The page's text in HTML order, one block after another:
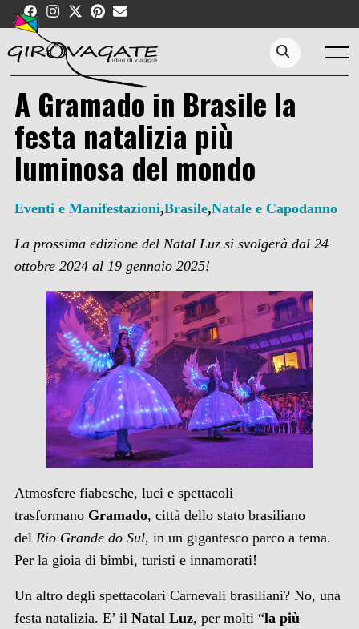
Skip
content
Menu
Search...
A Gramado in Brasile la
festa natalizia più
luminosa del mondo
Eventi e Manifestazioni,Brasile,Natale e Capodanno
La prossima edizione del Natal Luz si svolgerà dal 24
ottobre 2024 al 19 gennaio 2025!
Atmosfere fiabesche, luci e spettacoli
trasformano Gramado, città dello stato brasiliano
del Rio Grande do Sul, in un gigantesco parco a tema.
Per la gioia di bimbi, turisti e innamorati!
Un altro degli spettacolari Carnevali brasiliani? No, una
festa natalizia. E’ il Natal Luz, per molti “la più